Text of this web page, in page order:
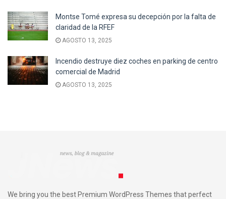
Montse Tomé expresa su decepción por la falta de
claridad de la RFEF
AGOSTO 13, 2025
Incendio destruye diez coches en parking de centro
comercial de Madrid
AGOSTO 13, 2025
We bring you the best Premium WordPress Themes that perfect